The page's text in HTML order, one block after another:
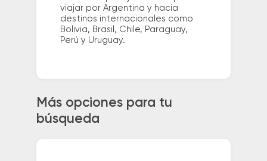
viajar por Argentina y hacia
destinos internacionales como
Bolivia, Brasil, Chile, Paraguay,
Perú y Uruguay.
Más opciones para tu
búsqueda